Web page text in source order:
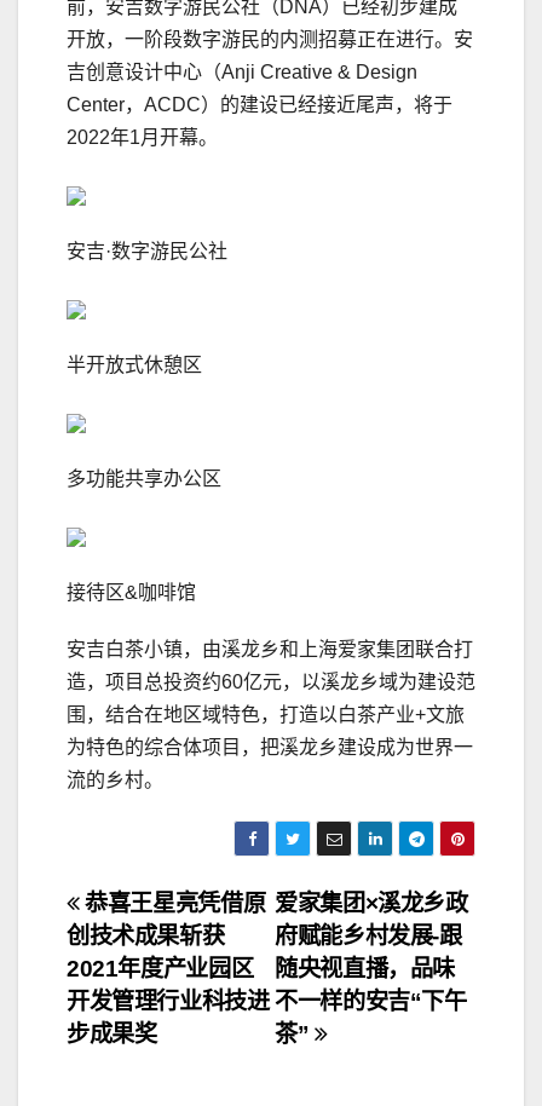
前，安吉数字游民公社（DNA）已经初步建成
开放，一阶段数字游民的内测招募正在进行。安
吉创意设计中心（Anji Creative & Design
Center，ACDC）的建设已经接近尾声，将于
2022年1月开幕。
安吉·数字游民公社
半开放式休憩区
多功能共享办公区
接待区&咖啡馆
安吉白茶小镇，由溪龙乡和上海爱家集团联合打
造，项目总投资约60亿元，以溪龙乡域为建设范
围，结合在地区域特色，打造以白茶产业+文旅
为特色的综合体项目，把溪龙乡建设成为世界一
流的乡村。
文
章
导
爱家集团×溪龙乡政
府赋能乡村发展-跟
随央视直播，品味
不一样的安吉“下午
茶”
恭喜王星亮凭借原
创技术成果斩获
2021年度产业园区
开发管理行业科技进
步成果奖